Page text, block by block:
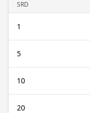
SRD
1
5
10
20